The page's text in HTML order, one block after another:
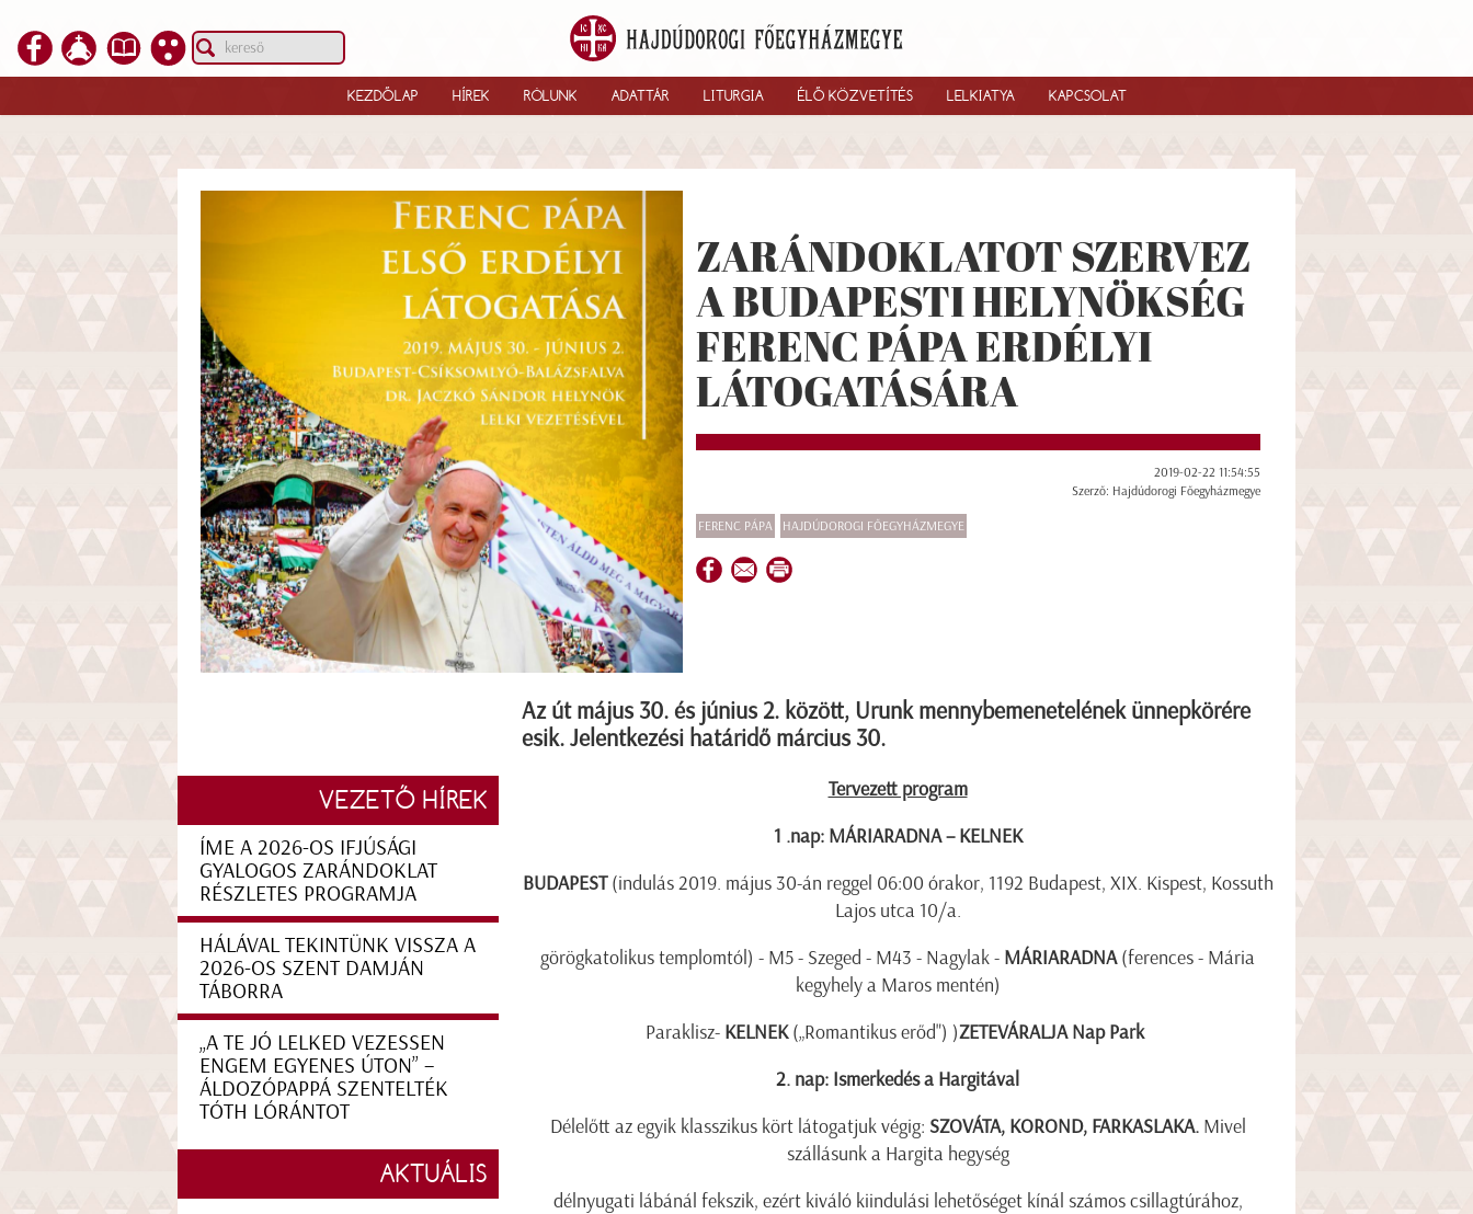
KEZDŐLAP HÍREK RÓLUNK ADATTÁR LITURGIA ÉLŐ KÖZVETÍTÉS LELKIATYA KAPCSOLAT
ZARÁNDOKLATOT SZERVEZ
A BUDAPESTI HELYNÖKSÉG
FERENC PÁPA ERDÉLYI
LÁTOGATÁSÁRA
2019-02-22 11:54:55
Szerző: Hajdúdorogi Főegyházmegye
FERENC PÁPA HAJDÚDOROGI FŐEGYHÁZMEGYE
Az út május 30. és június 2. között, Urunk mennybemenetelének ünnepkörére
esik. Jelentkezési határidő március 30.
Tervezett program
1 .nap: MÁRIARADNA – KELNEK
BUDAPEST(indulás 2019. május 30-án reggel 06:00 órakor, 1192 Budapest, XIX. Kispest, Kossuth
Lajos utca 10/a.
görögkatolikus templomtól) - M5 - Szeged - M43 - Nagylak - MÁRIARADNA(ferences - Mária
kegyhely a Maros mentén)
Paraklisz- KELNEK(„Romantikus erőd") )ZETEVÁRALJA Nap Park
2. nap: Ismerkedés a Hargitával
Délelőtt az egyik klasszikus kört látogatjuk végig: SZOVÁTA, KOROND, FARKASLAKA. Mivel
szállásunk a Hargita hegység
délnyugati lábánál fekszik, ezért kiváló kiindulási lehetőséget kínál számos csillagtúrához,
VEZETŐ HÍREK
ÍME A 2026-OS IFJÚSÁGI
GYALOGOS ZARÁNDOKLAT
RÉSZLETES PROGRAMJA
HÁLÁVAL TEKINTÜNK VISSZA A
2026-OS SZENT DAMJÁN
TÁBORRA
„A TE JÓ LELKED VEZESSEN
ENGEM EGYENES ÚTON” –
ÁLDOZÓPAPPÁ SZENTELTÉK
TÓTH LÓRÁNTOT
AKTUÁLIS